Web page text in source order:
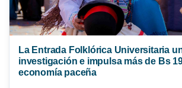
La Entrada Folklórica Universitaria
investigación e impulsa más de Bs
economía paceña